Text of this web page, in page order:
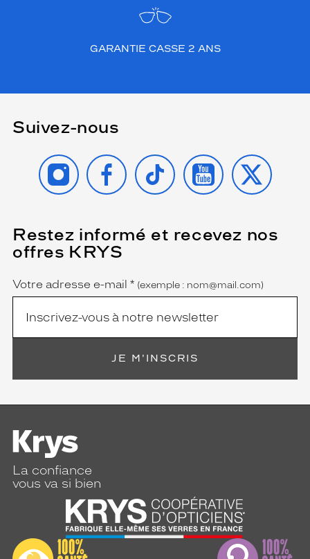
GARANTIE CASSE 2 ANS
Suivez-nous
INSTAGRAMFACEBOOK
TIKTOK YOUTUBE
X
Restez informé et recevez nos
offres KRYS
Name
Votre adresse e-mail *
(Ce
champ
est
obligatoire)
(exemple : nom@mail.com)
JE M'INSCRIS
La confiance
vous va si bien